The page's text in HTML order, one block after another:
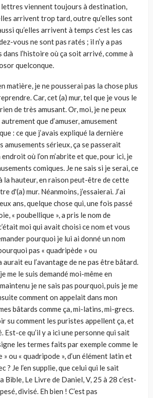
lettres viennent toujours à destination,
arrivent trop tard, outre qu’elles sont
qu’elles arrivent à temps c’est les cas
vous ne sont pas ratés ; il n’y a pas
dans l’histoire où ça soit arrivé, comme à
quelconque.
matière, je ne pousserai pas la chose plus
Car, cet (a) mur, tel que je vous le
de très amusant. Or, moi, je ne peux
que d’amuser, amusement
: ce que j’avais expliqué la dernière
amusements sérieux, ça se passerait
où l’on m’abrite et que, pour ici, je
comiques. Je ne sais si je serai, ce
la hauteur, en raison peut-être de cette
d'(a) mur. Néanmoins, j’essaierai. J’ai
ans, quelque chose qui, une fois passé
« poubellique », a pris le nom de
moi qui avait choisi ce nom et vous
pourquoi je lui ai donné un nom
pas « quadripède » ou
aurait eu l’avantage de ne pas être bâtard.
me le suis demandé moi-même en
maintenu je ne sais pas pourquoi, puis je me
comment on appelait dans mon
bâtards comme ça, mi-latins, mi-grecs.
su comment les puristes appellent ça, et
Est-ce qu’il y a ici une personne qui sait
les termes faits par exemple comme le
ou « quadripode », d’un élément latin et
? Je l’en supplie, que celui qui le sait
Bible, Le Livre de Daniel, V, 25 à 28 c’est-
divisé. Eh bien ! C’est pas